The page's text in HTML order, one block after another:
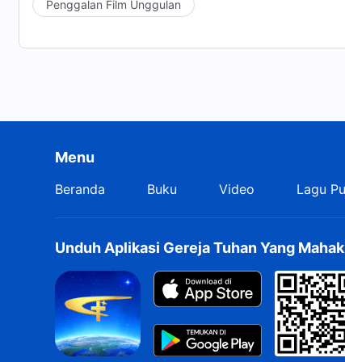
yang telah berbicara begitu banyak ini tidak dapat
yang paling beruntung. Tidak maukah engkau
Penggalan Film Unggulan
Menu
Beranda Buku Video Lagu
Unduh Aplikasi Gereja Tuhan Yang